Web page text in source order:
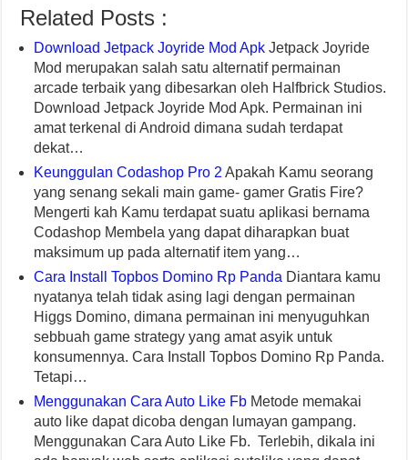
Related Posts :
Download Jetpack Joyride Mod Apk Jetpack Joyride
Mod merupakan salah satu alternatif permainan
arcade terbaik yang dibesarkan oleh Halfbrick Studios.
Download Jetpack Joyride Mod Apk. Permainan ini
amat terkenal di Android dimana sudah terdapat
dekat…
Keunggulan Codashop Pro 2 Apakah Kamu seorang
yang senang sekali main game- gamer Gratis Fire?
Mengerti kah Kamu terdapat suatu aplikasi bernama
Codashop Membela yang dapat diharapkan buat
maksimum up pada alternatif item yang…
Cara Install Topbos Domino Rp Panda Diantara kamu
nyatanya telah tidak asing lagi dengan permainan
Higgs Domino, dimana permainan ini menyuguhkan
sebbuah game strategy yang amat asyik untuk
konsumennya. Cara Install Topbos Domino Rp Panda.
Tetapi…
Menggunakan Cara Auto Like Fb Metode memakai
auto like dapat dicoba dengan lumayan gampang.
Menggunakan Cara Auto Like Fb. Terlebih, dikala ini